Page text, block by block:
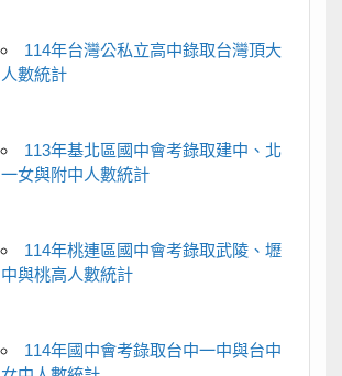
114年台灣公私立高中錄取台灣頂大
人數統計
113年基北區國中會考錄取建中、北
一女與附中人數統計
114年桃連區國中會考錄取武陵、壢
中與桃高人數統計
114年國中會考錄取台中一中與台中